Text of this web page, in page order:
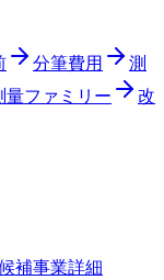
分筆費用
測
量ファミリー
改
補事業詳細